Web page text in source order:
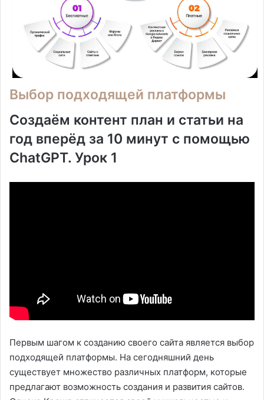
Выбор подходящей платформы
Создаём контент план и статьи на
год вперёд за 10 минут с помощью
ChatGPT. Урок 1
Первым шагом к созданию своего сайта является выбор
подходящей платформы. На сегодняшний день
существует множество различных платформ, которые
предлагают возможность создания и развития сайтов.